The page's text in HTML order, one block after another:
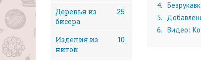
4
5
6
Видео:
Деревья из
бисера
25
Изделия из
ниток
10